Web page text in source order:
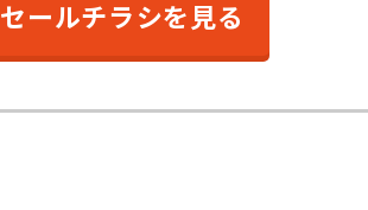
セールチラシを見る